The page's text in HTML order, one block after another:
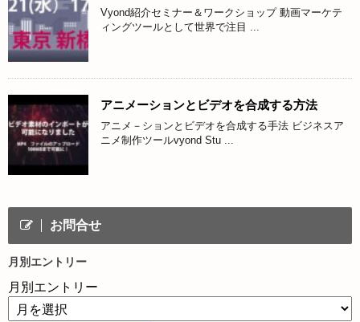
Vyond紹介セミナー＆ワークショップ 動画マーケテ
ィングツールとして世界で注目 ...
アニメーションとビデオを合成する方法
アニメ－ションとビデオを合成する手法 ビジネスア
ニメ制作ツールvyond Stu ...
お問合せ
月別エントリー
月別エントリー